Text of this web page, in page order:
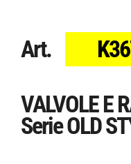
Art.
VALVOLE E
Serie OLD